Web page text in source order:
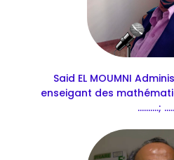
Said EL MOUMNI
enseigant des
..........;